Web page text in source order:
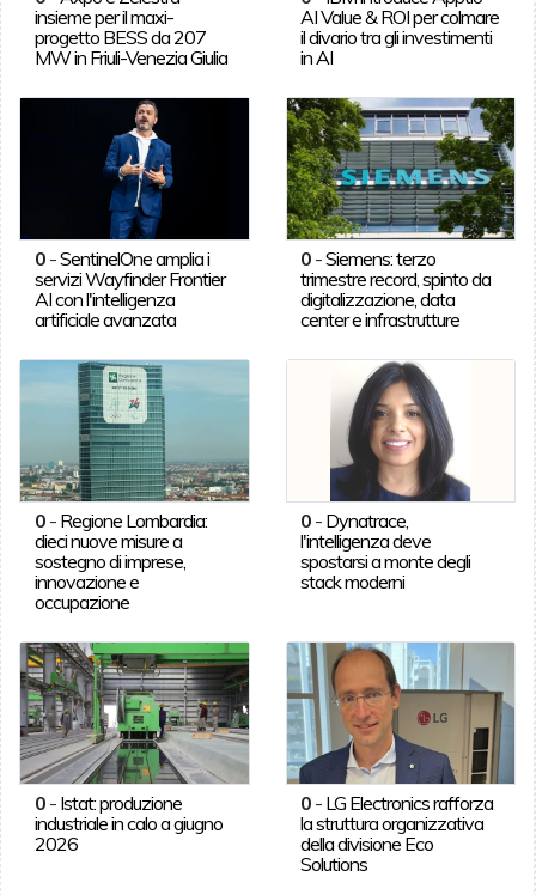
insieme per il maxi-
progetto BESS da 207
MW in Friuli-Venezia Giulia
AI Value & ROI per colmare
il divario tra gli investimenti
in AI
0-SentinelOne amplia i
servizi Wayfinder Frontier
AI con l'intelligenza
artificiale avanzata
0 -Siemens: terzo
trimestre record, spinto da
digitalizzazione, data
center e infrastrutture
0- Regione Lombardia:
dieci nuove misure a
sostegno di imprese,
innovazione e
occupazione
0 - Dynatrace,
l'intelligenza deve
spostarsi a monte degli
stack moderni
0- Istat: produzione
industriale in calo a giugno
2026
0 - LG Electronics rafforza
la struttura organizzativa
della divisione Eco
Solutions